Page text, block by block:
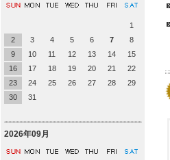
1
2
3 4 5 6 7
8
9
10 11 12 13 14
15
16
17 18 19 20 21
22
23
24 25 26 27 28
29
30
31
2026年09月